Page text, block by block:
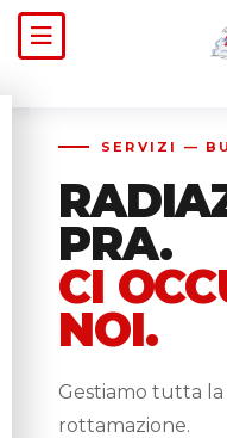
SERVIZI —
PRA.
CI
NOI.
Gestiamo tutta
rottamazione.